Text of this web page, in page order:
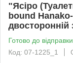
"Ясіро
bound
Готово до відправки
Код: 07-1225_1